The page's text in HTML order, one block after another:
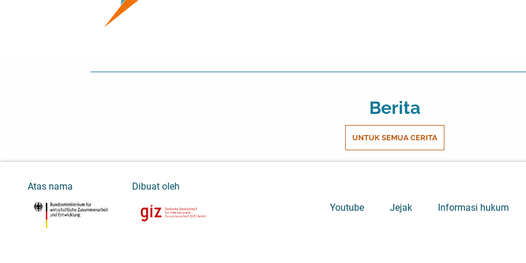
Berita
UNTUK SEMUA CERITA
Atas nama
Dibuat oleh
Youtube
Jejak Informasi hukum